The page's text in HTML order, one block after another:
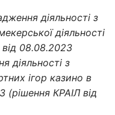
діяльності з
діяльності
08.08.2023
діяльності з
ігор казино в
(рішення КРАІЛ від